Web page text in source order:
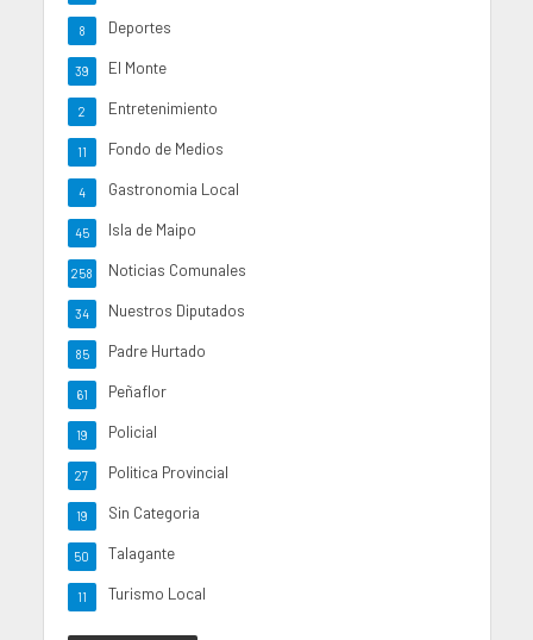
Deportes
8
El Monte
39
Entretenimiento
2
Fondo de Medios
11
Gastronomia Local
4
Isla de Maipo
45
Noticias Comunales
258
Nuestros Diputados
34
Padre Hurtado
85
Peñaflor
61
Policial
19
Politica Provincial
27
Sin Categoria
19
Talagante
50
Turismo Local
11